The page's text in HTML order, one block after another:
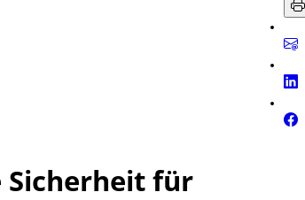
Sicherheit für